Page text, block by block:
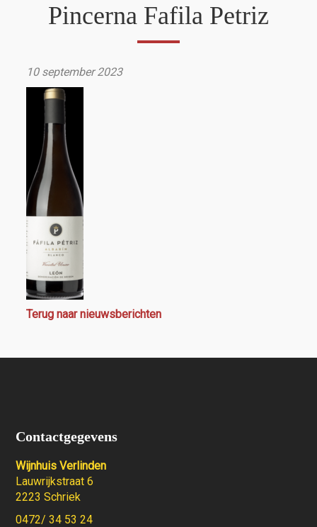
Pincerna Fafila Petriz
10 september 2023
Terug naar nieuwsberichten
Contactgegevens
Wijnhuis Verlinden
Lauwrijkstraat 6
2223 Schriek
0472/ 34 53 24